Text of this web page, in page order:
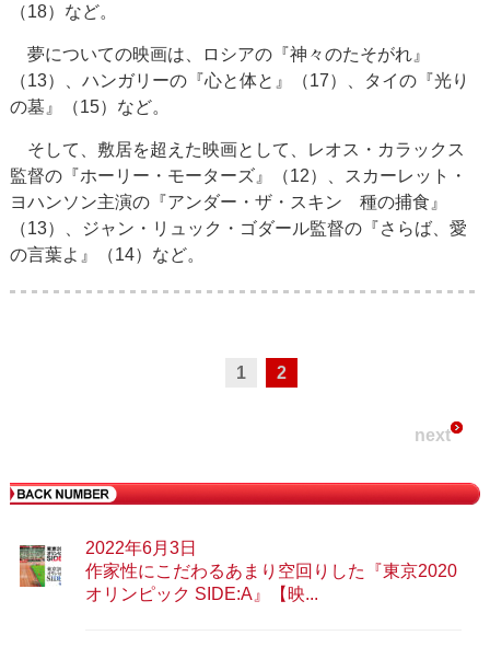
（18）など。
夢についての映画は、ロシアの『神々のたそがれ』
（13）、ハンガリーの『心と体と』（17）、タイの『光り
の墓』（15）など。
そして、敷居を超えた映画として、レオス・カラックス
監督の『ホーリー・モーターズ』（12）、スカーレット・
ヨハンソン主演の『アンダー・ザ・スキン 種の捕食』
（13）、ジャン・リュック・ゴダール監督の『さらば、愛
の言葉よ』（14）など。
1 2
next
2022年6月3日
作家性にこだわるあまり空回りした『東京2020
オリンピック SIDE:A』【映...